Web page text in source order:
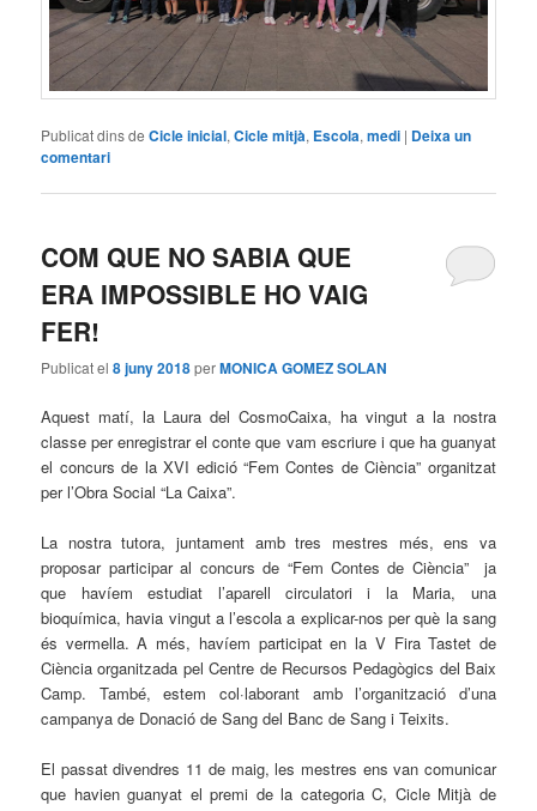
Publicat dins de Cicle inicial,Cicle mitjà, Escola,medi | Deixa un
comentari
COM QUE NO SABIA QUE
ERA IMPOSSIBLE HO VAIG
FER!
Publicat el8 juny 2018perMONICA GOMEZ SOLAN
Aquest matí, la Laura del CosmoCaixa, ha vingut a la nostra
classe per enregistrar el conte que vam escriure i que ha guanyat
el concurs de la XVI edició “Fem Contes de Ciència” organitzat
per l’Obra Social “La Caixa”.
La nostra tutora, juntament amb tres mestres més, ens va
proposar participar al concurs de “Fem Contes de Ciència” ja
que havíem estudiat l’aparell circulatori i la Maria, una
bioquímica, havia vingut a l’escola a explicar-nos per què la sang
és vermella. A més, havíem participat en la V Fira Tastet de
Ciència organitzada pel Centre de Recursos Pedagògics del Baix
Camp. També, estem col·laborant amb l’organització d’una
campanya de Donació de Sang del Banc de Sang i Teixits.
El passat divendres 11 de maig, les mestres ens van comunicar
que havien guanyat el premi de la categoria C, Cicle Mitjà de